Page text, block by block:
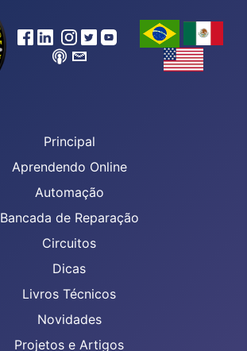
Principal
Aprendendo Online
Automação
Bancada de Reparação
Circuitos
Dicas
Livros Técnicos
Novidades
Projetos e Artigos